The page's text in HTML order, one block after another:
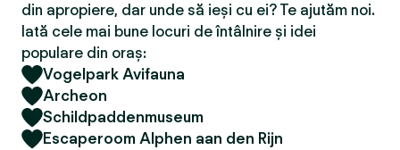
din apropiere, dar unde să ieși cu ei? Te ajutăm noi.
Iată cele mai bune locuri de întâlnire și idei
populare din oraș:
Vogelpark Avifauna
Archeon
Schildpaddenmuseum
Escaperoom Alphen aan den Rijn